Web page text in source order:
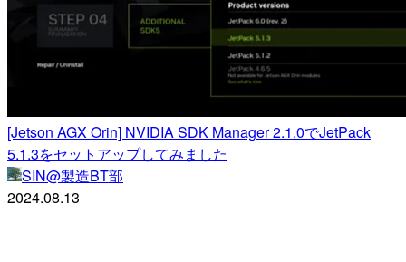
[Jetson AGX Orin] NVIDIA SDK Manager 2.1.0でJetPack
5.1.3をセットアップしてみました
SIN@製造BT部
2024.08.13